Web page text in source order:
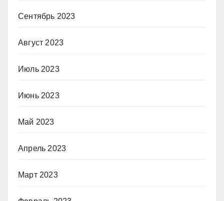
Сентябрь 2023
Август 2023
Июль 2023
Июнь 2023
Май 2023
Апрель 2023
Март 2023